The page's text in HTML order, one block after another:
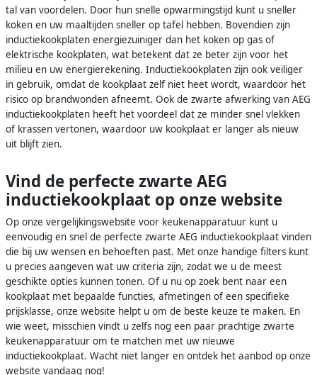
tal van voordelen. Door hun snelle opwarmingstijd kunt u sneller
koken en uw maaltijden sneller op tafel hebben. Bovendien zijn
inductiekookplaten energiezuiniger dan het koken op gas of
elektrische kookplaten, wat betekent dat ze beter zijn voor het
milieu en uw energierekening. Inductiekookplaten zijn ook veiliger
in gebruik, omdat de kookplaat zelf niet heet wordt, waardoor het
risico op brandwonden afneemt. Ook de zwarte afwerking van AEG
inductiekookplaten heeft het voordeel dat ze minder snel vlekken
of krassen vertonen, waardoor uw kookplaat er langer als nieuw
uit blijft zien.
Vind de perfecte zwarte AEG
inductiekookplaat op onze website
Op onze vergelijkingswebsite voor keukenapparatuur kunt u
eenvoudig en snel de perfecte zwarte AEG inductiekookplaat vinden
die bij uw wensen en behoeften past. Met onze handige filters kunt
u precies aangeven wat uw criteria zijn, zodat we u de meest
geschikte opties kunnen tonen. Of u nu op zoek bent naar een
kookplaat met bepaalde functies, afmetingen of een specifieke
prijsklasse, onze website helpt u om de beste keuze te maken. En
wie weet, misschien vindt u zelfs nog een paar prachtige zwarte
keukenapparatuur om te matchen met uw nieuwe
inductiekookplaat. Wacht niet langer en ontdek het aanbod op onze
website vandaag nog!